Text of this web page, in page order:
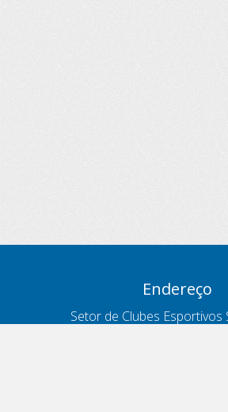
Endereço
Setor de Clubes Esportivos